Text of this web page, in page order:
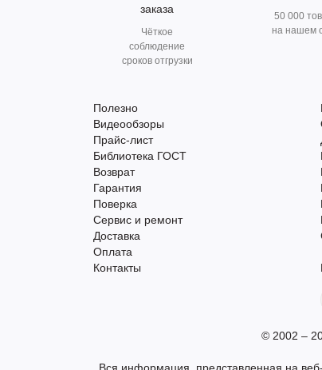
заказа
Чёткое
соблюдение
сроков отгрузки
50 000
на нашем
Полезно
Видеообзоры
Прайс-лист
Библиотека ГОСТ
Возврат
Гарантия
Поверка
Сервис и ремонт
Доставка
Оплата
Контакты
© 2002 –